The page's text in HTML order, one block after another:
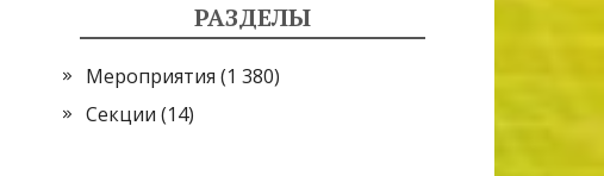
РАЗДЕЛЫ
Мероприятия (1 380)
Секции (14)